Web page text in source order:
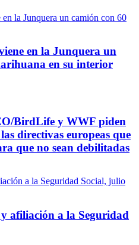
en la Junquera un
en su interior
BirdLife y WWF piden
directivas europeas que
que no sean debilitadas
afiliación a la Seguridad